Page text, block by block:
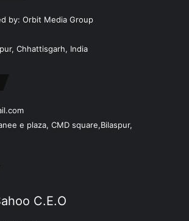
by: Orbit Media Group
Chhattisgarh, India
e plaza, CMD square,Bilaspur,
C.E.O